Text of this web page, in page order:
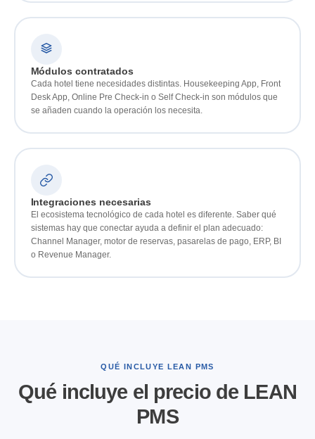
Módulos contratados
Cada hotel tiene necesidades distintas. Housekeeping App, Front
Desk App, Online Pre Check-in o Self Check-in son módulos que
se añaden cuando la operación los necesita.
Integraciones necesarias
El ecosistema tecnológico de cada hotel es diferente. Saber qué
sistemas hay que conectar ayuda a definir el plan adecuado:
Channel Manager, motor de reservas, pasarelas de pago, ERP, BI
o Revenue Manager.
QUÉ INCLUYE LEAN PMS
Qué incluye el precio de LEAN
PMS